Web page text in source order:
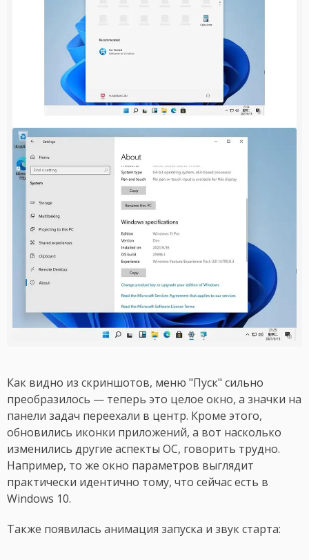
Как видно из скриншотов, меню "Пуск" сильно
преобразилось — теперь это целое окно, а значки на
панели задач переехали в центр. Кроме этого,
обновились иконки приложений, а вот насколько
изменились другие аспекты ОС, говорить трудно.
Например, то же окно параметров выглядит
практически идентично тому, что сейчас есть в
Windows 10.
Также появилась анимация запуска и звук старта: